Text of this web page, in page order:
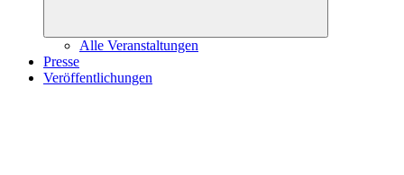
Alle Veranstaltungen
Presse
Veröffentlichungen